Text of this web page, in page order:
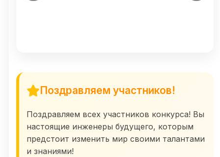
Поздравляем участников!
Поздравляем всех участников конкурса! Вы
настоящие инженеры будущего, которым
предстоит изменить мир своими талантами
и знаниями!